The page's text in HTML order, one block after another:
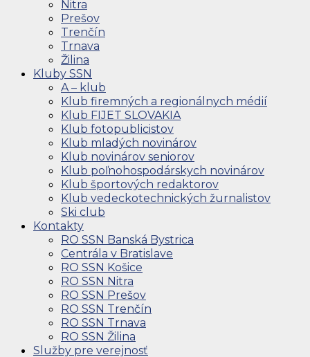
Nitra
Prešov
Trenčín
Trnava
Žilina
Kluby SSN
A – klub
Klub firemných a regionálnych médií
Klub FIJET SLOVAKIA
Klub fotopublicistov
Klub mladých novinárov
Klub novinárov seniorov
Klub poľnohospodárskych novinárov
Klub športových redaktorov
Klub vedeckotechnických žurnalistov
Ski club
Kontakty
RO SSN Banská Bystrica
Centrála v Bratislave
RO SSN Košice
RO SSN Nitra
RO SSN Prešov
RO SSN Trenčín
RO SSN Trnava
RO SSN Žilina
Služby pre verejnosť